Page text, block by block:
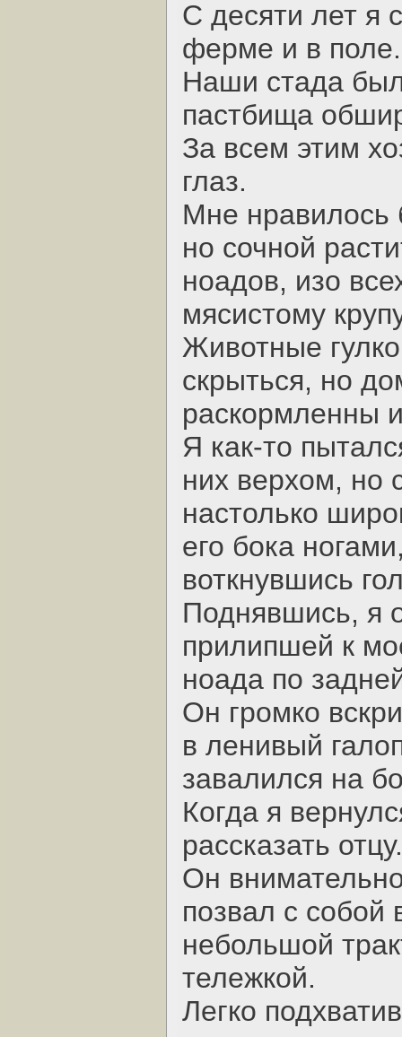
С десяти лет я
ферме и в поле.
Наши стада
пастбища
За всем этим
глаз.
Мне нравилось
но сочной
ноадов, изо
мясистому
Животные
скрыться, но
раскормленны
Я как-то
них верхом, но
настолько
его бока
воткнувшись
Поднявшись, я
прилипшей к
ноада по
Он громко
в ленивый
завалился на
Когда я
рассказать отцу.
Он
позвал с собой
небольшой
тележкой.
Легко